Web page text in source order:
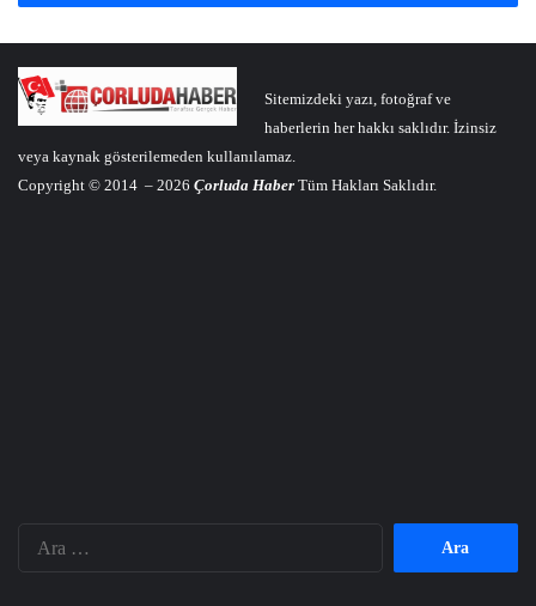
Sitemizdeki yazı, fotoğraf ve
haberlerin her hakkı saklıdır. İzinsiz
veya kaynak gösterilemeden kullanılamaz.
Copyright © 2014 – 2026 Çorluda Haber Tüm Hakları Saklıdır.